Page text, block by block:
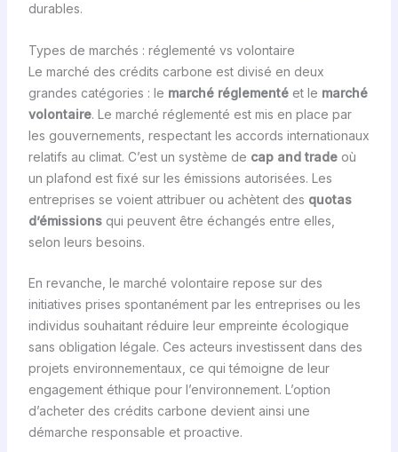
durables.
Types de marchés : réglementé vs volontaire
Le marché des crédits carbone est divisé en deux
grandes catégories : le marché réglementéet le marché
volontaire. Le marché réglementé est mis en place par
les gouvernements, respectant les accords internationaux
relatifs au climat. C’est un système de cap and tradeoù
un plafond est fixé sur les émissions autorisées. Les
entreprises se voient attribuer ou achètent des quotas
d’émissionsqui peuvent être échangés entre elles,
selon leurs besoins.
En revanche, le marché volontaire repose sur des
initiatives prises spontanément par les entreprises ou les
individus souhaitant réduire leur empreinte écologique
sans obligation légale. Ces acteurs investissent dans des
projets environnementaux, ce qui témoigne de leur
engagement éthique pour l’environnement. L’option
d’acheter des crédits carbone devient ainsi une
démarche responsable et proactive.